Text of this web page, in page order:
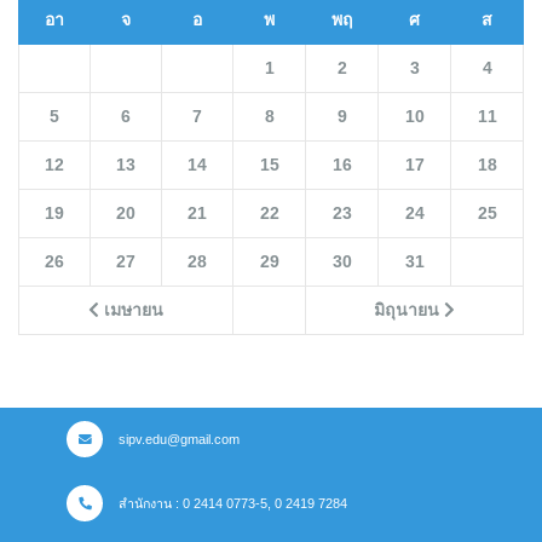
อา จ อ พ พฤ ศ ส
เมษายน มิถุนายน
1 2 3 4
5 6 7 8 9 10 11
12 13 14 15 16 17 18
19 20 21 22 23 24 25
26 27 28 29 30 31
sipv.edu@gmail.com
สำนักงาน : 0 2414 0773-5, 0 2419 7284